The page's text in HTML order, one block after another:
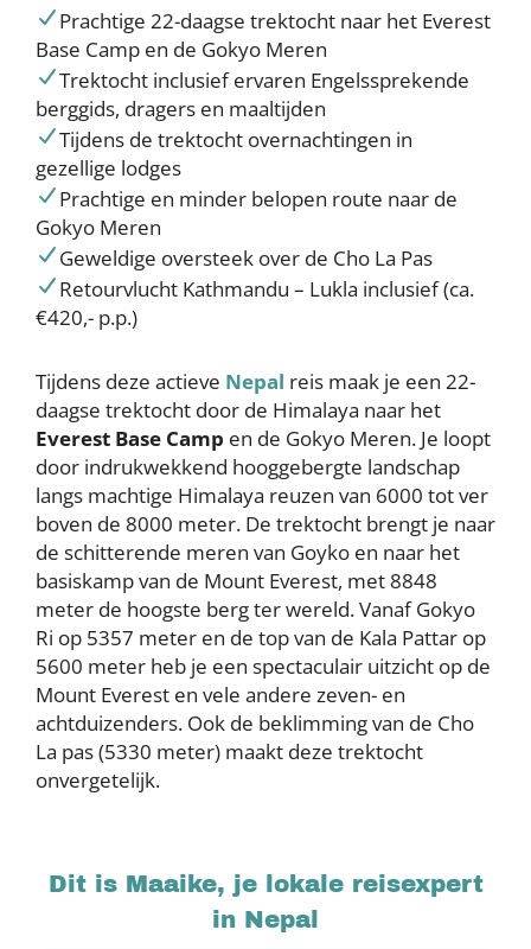
Prachtige 22-daagse trektocht naar het Everest
Base Camp en de Gokyo Meren
Trektocht inclusief ervaren Engelssprekende
berggids, dragers en maaltijden
Tijdens de trektocht overnachtingen in
gezellige lodges
Prachtige en minder belopen route naar de
Gokyo Meren
Geweldige oversteek over de Cho La Pas
Retourvlucht Kathmandu – Lukla inclusief (ca.
€420,- p.p.)
Tijdens deze actieve Nepal reis maak je een 22-
daagse trektocht door de Himalaya naar het
Everest Base Camp en de Gokyo Meren. Je loopt
door indrukwekkend hooggebergte landschap
langs machtige Himalaya reuzen van 6000 tot ver
boven de 8000 meter. De trektocht brengt je naar
de schitterende meren van Goyko en naar het
basiskamp van de Mount Everest, met 8848
meter de hoogste berg ter wereld. Vanaf Gokyo
Ri op 5357 meter en de top van de Kala Pattar op
5600 meter heb je een spectaculair uitzicht op de
Mount Everest en vele andere zeven- en
achtduizenders. Ook de beklimming van de Cho
La pas (5330 meter) maakt deze trektocht
onvergetelijk.
Dit is Maaike, je lokale reisexpert
in Nepal